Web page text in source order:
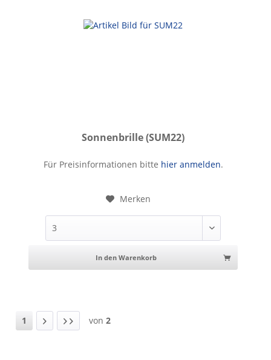
Sonnenbrille (SUM22)
Sonnenbrille
Für Preisinformationen bitte hier anmelden.
Merken
In den Warenkorb
1 von 2